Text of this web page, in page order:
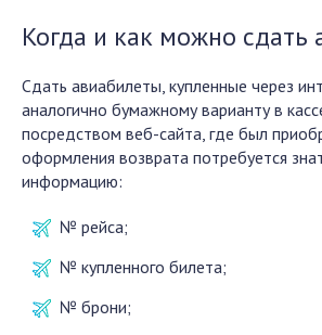
Когда и как можно сдать
Сдать авиабилеты, купленные через
аналогично бумажному варианту в
посредством веб-сайта, где был
оформления возврата потребуется
информацию:
№ рейса;
№ купленного билета;
№ брони;